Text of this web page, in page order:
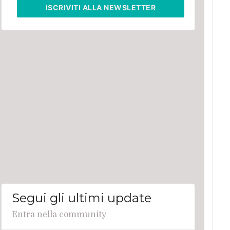
ISCRIVITI ALLA NEWSLETTER
Segui gli ultimi update
Entra nella community